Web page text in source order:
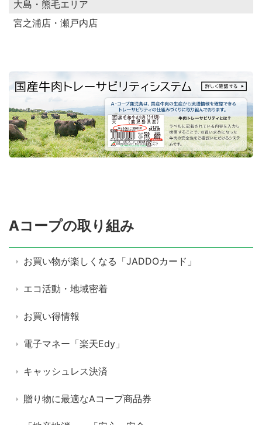
大島・熊毛エリア
宮之浦店・瀬戸内店
Aコープの取り組み
お買い物が楽しくなる「JADDOカード」
エコ活動・地域密着
お買い得情報
電子マネー「楽天Edy」
キャッシュレス決済
贈り物に最適なAコープ商品券